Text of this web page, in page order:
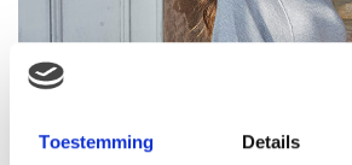
Toestemming Details